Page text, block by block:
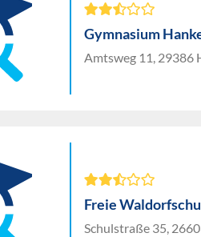
Gymnasium
Amtsweg 11, 29386
Freie
Schulstraße 35,